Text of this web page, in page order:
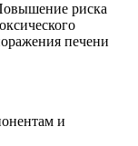
риска
печени
и